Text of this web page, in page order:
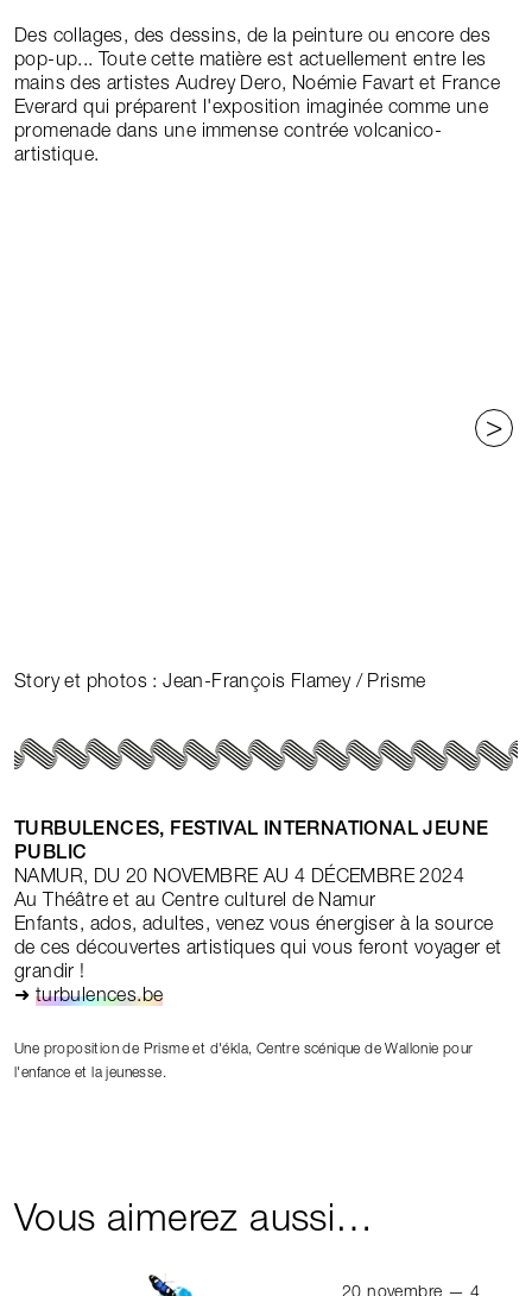
Des collages, des dessins, de la peinture ou encore des
pop-up... Toute cette matière est actuellement entre les
mains des artistes Audrey Dero, Noémie Favart et France
Everard qui préparent l'exposition imaginée comme une
promenade dans une immense contrée volcanico-
artistique.
>
Story et photos : Jean-François Flamey / Prisme
TURBULENCES, FESTIVAL INTERNATIONAL JEUNE
PUBLIC
NAMUR, DU 20 NOVEMBRE AU 4 DÉCEMBRE 2024
Au Théâtre et au Centre culturel de Namur
Enfants, ados, adultes, venez vous énergiser à la source
de ces découvertes artistiques qui vous feront voyager et
grandir !
➜ turbulences.be
Une proposition de Prisme et d'ékla, Centre scénique de Wallonie pour
l'enfance et la jeunesse.
Vous aimerez aussi…
20 novembre — 4